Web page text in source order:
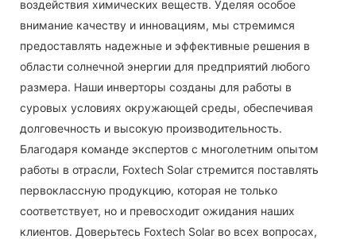
воздействия химических веществ. Уделяя особое
внимание качеству и инновациям, мы стремимся
предоставлять надежные и эффективные решения в
области солнечной энергии для предприятий любого
размера. Наши инверторы созданы для работы в
суровых условиях окружающей среды, обеспечивая
долговечность и высокую производительность.
Благодаря команде экспертов с многолетним опытом
работы в отрасли, Foxtech Solar стремится поставлять
первоклассную продукцию, которая не только
соответствует, но и превосходит ожидания наших
клиентов. Доверьтесь Foxtech Solar во всех вопросах,